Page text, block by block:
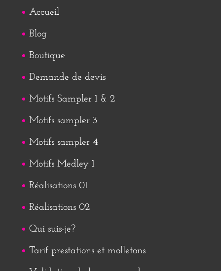
Accueil
Blog
Boutique
Demande de devis
Motifs Sampler 1 & 2
Motifs sampler 3
Motifs sampler 4
Motifs Medley 1
Réalisations 01
Réalisations 02
Qui suis-je?
Tarif prestations et molletons